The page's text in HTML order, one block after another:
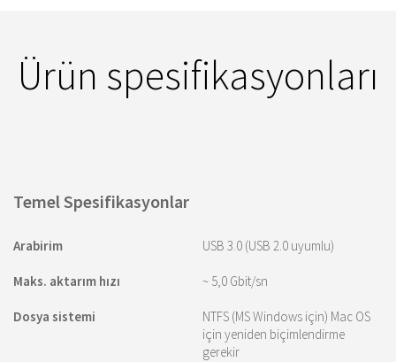
Ürün spesifikasyonları
Temel Spesifikasyonlar
Arabirim USB 3.0 (USB 2.0 uyumlu)
Maks. aktarım hızı ~ 5,0 Gbit/sn
Dosya sistemi
NTFS (MS Windows için) Mac OS
için yeniden biçimlendirme
gerekir